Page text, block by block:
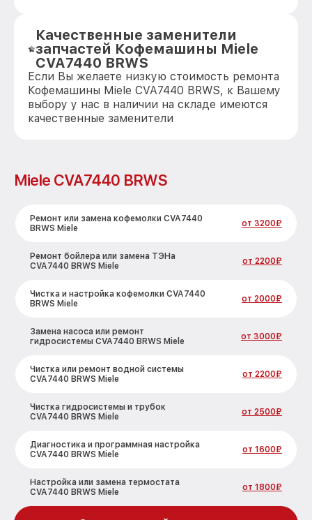
Качественные заменители
запчастей Кофемашины Miele
CVA7440 BRWS
Если Вы желаете низкую стоимость ремонта
Кофемашины Miele CVA7440 BRWS, к Вашему
выбору у нас в наличии на складе имеются
качественные заменители
Miele CVA7440 BRWS
Ремонт или замена кофемолки CVA7440
BRWS Miele
от 3200₽
Ремонт бойлера или замена ТЭНа
CVA7440 BRWS Miele
от 2200₽
Чистка и настройка кофемолки CVA7440
BRWS Miele
от 2000₽
Замена насоса или ремонт
гидросистемы CVA7440 BRWS Miele
от 3000₽
Чистка или ремонт водной системы
CVA7440 BRWS Miele
от 2200₽
Чистка гидросистемы и трубок
CVA7440 BRWS Miele
от 2500₽
Диагностика и программная настройка
CVA7440 BRWS Miele
от 1600₽
Настройка или замена термостата
CVA7440 BRWS Miele
от 1800₽